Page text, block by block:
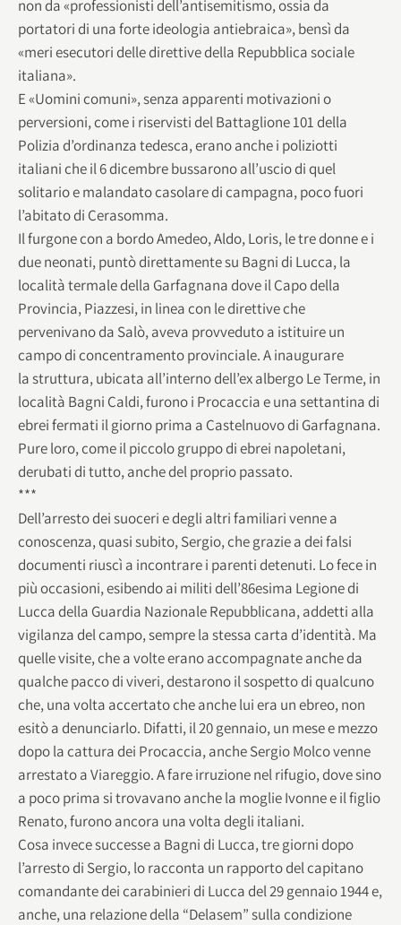
non da «professionisti dell’antisemitismo, ossia da
portatori di una forte ideologia antiebraica», bensì da
«meri esecutori delle direttive della Repubblica sociale
italiana».
E «Uomini comuni», senza apparenti motivazioni o
perversioni, come i riservisti del Battaglione 101 della
Polizia d’ordinanza tedesca, erano anche i poliziotti
italiani che il 6 dicembre bussarono all’uscio di quel
solitario e malandato casolare di campagna, poco fuori
l’abitato di Cerasomma.
Il furgone con a bordo Amedeo, Aldo, Loris, le tre donne e i
due neonati, puntò direttamente su Bagni di Lucca, la
località termale della Garfagnana dove il Capo della
Provincia, Piazzesi, in linea con le direttive che
pervenivano da Salò, aveva provveduto a istituire un
campo di concentramento provinciale. A inaugurare
la struttura, ubicata all’interno dell’ex albergo Le Terme, in
località Bagni Caldi, furono i Procaccia e una settantina di
ebrei fermati il giorno prima a Castelnuovo di Garfagnana.
Pure loro, come il piccolo gruppo di ebrei napoletani,
derubati di tutto, anche del proprio passato.
***
Dell’arresto dei suoceri e degli altri familiari venne a
conoscenza, quasi subito, Sergio, che grazie a dei falsi
documenti riuscì a incontrare i parenti detenuti. Lo fece in
più occasioni, esibendo ai militi dell’86esima Legione di
Lucca della Guardia Nazionale Repubblicana, addetti alla
vigilanza del campo, sempre la stessa carta d’identità. Ma
quelle visite, che a volte erano accompagnate anche da
qualche pacco di viveri, destarono il sospetto di qualcuno
che, una volta accertato che anche lui era un ebreo, non
esitò a denunciarlo. Difatti, il 20 gennaio, un mese e mezzo
dopo la cattura dei Procaccia, anche Sergio Molco venne
arrestato a Viareggio. A fare irruzione nel rifugio, dove sino
a poco prima si trovavano anche la moglie Ivonne e il figlio
Renato, furono ancora una volta degli italiani.
Cosa invece successe a Bagni di Lucca, tre giorni dopo
l’arresto di Sergio, lo racconta un rapporto del capitano
comandante dei carabinieri di Lucca del 29 gennaio 1944 e,
anche, una relazione della “Delasem” sulla condizione